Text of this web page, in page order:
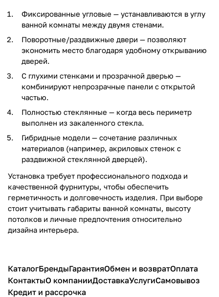
Фиксированные угловые — устанавливаются в углу
ванной комнаты между двумя стенами.
Поворотные/раздвижные двери — позволяют
экономить место благодаря удобному открыванию
дверей.
С глухими стенками и прозрачной дверью —
комбинируют непрозрачные панели с открытой
частью.
Полностью стеклянные — когда весь периметр
выполнен из закаленного стекла.
Гибридные модели — сочетание различных
материалов (например, акриловых стенок с
раздвижной стеклянной дверцей).
Установка требует профессионального подхода и
качественной фурнитуры, чтобы обеспечить
герметичность и долговечность изделия. При выборе
стоит учитывать габариты ванной комнаты, высоту
потолков и личные предпочтения относительно
дизайна интерьера.
КаталогБрендыГарантияОбмен и возвратОплата
КонтактыО компанииДоставкаУслугиСамовывоз
Кредит и рассрочка